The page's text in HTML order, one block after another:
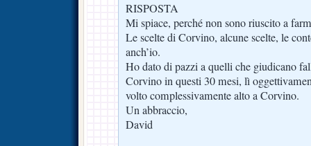
RISPOSTA
Mi spiace, perché non sono riuscito a
Le scelte di Corvino, alcune scelte, le
anch’io.
Ho dato di pazzi a quelli che giudicano
Corvino in questi 30 mesi, lì
volto complessivamente alto a Corvino.
Un abbraccio,
David